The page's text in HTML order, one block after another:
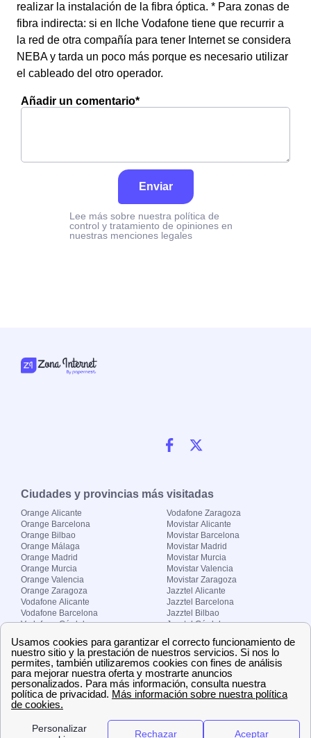
realizar la instalación de la fibra óptica. * Para zonas de
fibra indirecta: si en Ilche Vodafone tiene que recurrir a
la red de otra compañía para tener Internet se considera
NEBA y tarda un poco más porque es necesario utilizar
el cableado del otro operador.
Añadir un comentario*
Enviar
Lee más sobre nuestra política de
control y tratamiento de opiniones en
nuestras menciones legales
Ciudades y provincias más visitadas
Orange Alicante
Orange Barcelona
Orange Bilbao
Orange Málaga
Orange Madrid
Orange Murcia
Orange Valencia
Orange Zaragoza
Vodafone Alicante
Vodafone Barcelona
Vodafone Córdoba
Vodafone Madrid
Vodafone Murcia
Vodafone Valencia
Vodafone Zaragoza
Movistar Alicante
Movistar Barcelona
Movistar Madrid
Movistar Murcia
Movistar Valencia
Movistar Zaragoza
Jazztel Alicante
Jazztel Barcelona
Jazztel Bilbao
Jazztel Córdoba
Jazztel Málaga
Jazztel Valencia
Jazztel Zaragoza
Sobre Zona-internet.com
¿Quiénes somos?
El grupo papernest